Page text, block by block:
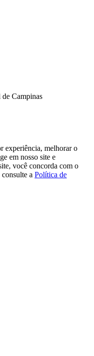
Campinas
experiência, melhorar o
em nosso site e
você concorda com o
a Política de